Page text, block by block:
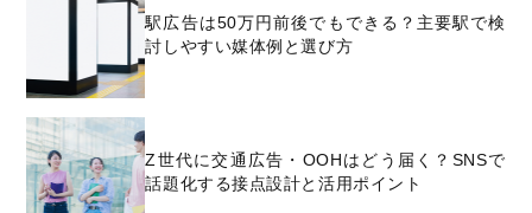
駅広告は50万円前後でもできる？主要駅で検
討しやすい媒体例と選び方
Z世代に交通広告・OOHはどう届く？SNSで
話題化する接点設計と活用ポイント